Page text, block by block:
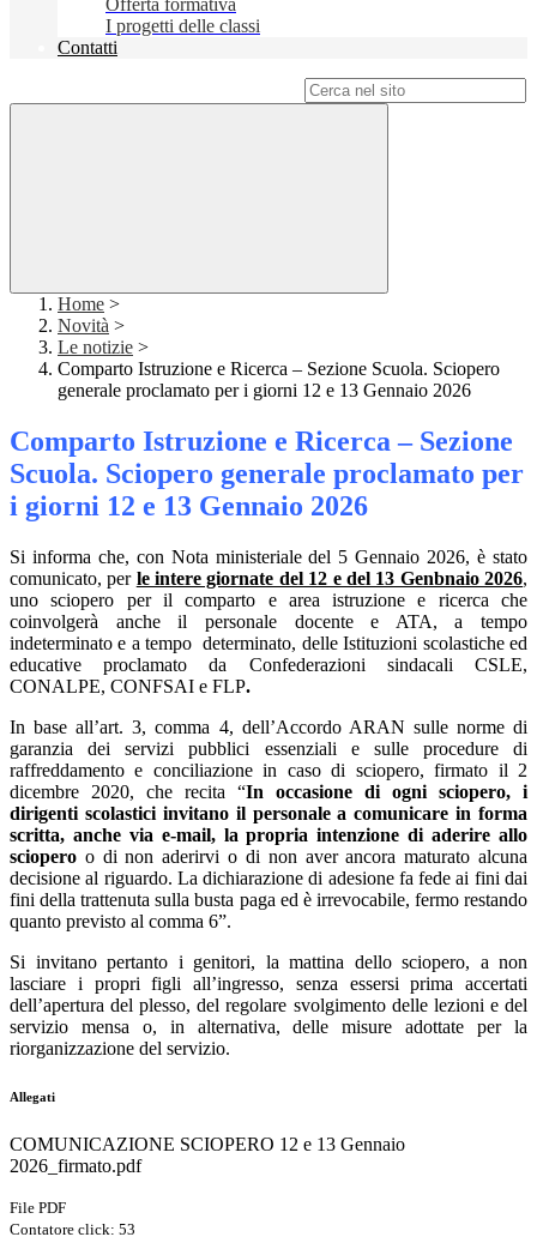
Offerta formativa
I progetti delle classi
Contatti
Home >
Novità >
Le notizie >
Comparto Istruzione e Ricerca – Sezione Scuola. Sciopero
generale proclamato per i giorni 12 e 13 Gennaio 2026
Comparto Istruzione e Ricerca – Sezione
Scuola. Sciopero generale proclamato per
i giorni 12 e 13 Gennaio 2026
Si informa che, con Nota ministeriale del 5 Gennaio 2026, è stato
comunicato, per le intere giornate del 12 e del 13 Genbnaio 2026,
uno sciopero per ilcomparto e area istruzione e ricercache
coinvolgerà anche il personale docente e ATA, a tempo
indeterminato e a tempo determinato, delle Istituzioni scolastiche ed
educativeproclamato da Confederazioni sindacali CSLE,
CONALPE, CONFSAI e FLP.
In base all’art. 3, comma 4, dell’Accordo ARAN sulle norme di
garanzia dei servizi pubblici essenziali e sulle procedure di
raffreddamento e conciliazione in caso di sciopero, firmato il 2
dicembre 2020, che recita “In occasione di ogni sciopero, i
dirigenti scolastici invitano il personale a comunicare in forma
scritta, anche via e-mail, la propria intenzione di aderire allo
sciopero o di non aderirvi o di non aver ancora maturato alcuna
decisione al riguardo. La dichiarazione di adesione fa fede ai fini dai
fini della trattenuta sulla busta paga ed è irrevocabile, fermo restando
quanto previsto al comma 6”.
Si invitano pertanto i genitori, la mattina dello sciopero, a non
lasciare i propri figli all’ingresso, senza essersi prima accertati
dell’apertura del plesso, del regolare svolgimento delle lezioni e del
servizio mensa o, in alternativa, delle misure adottate per la
riorganizzazione del servizio.
Allegati
COMUNICAZIONE SCIOPERO 12 e 13 Gennaio
2026_firmato.pdf
File PDF
Contatore click: 53